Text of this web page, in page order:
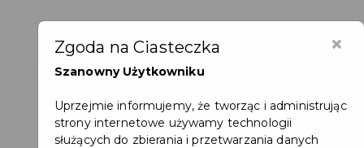
×
Zgoda na Ciasteczka
Szanowny Użytkowniku
Uprzejmie informujemy, że tworząc i administrując
strony internetowe używamy technologii
służących do zbierania i przetwarzania danych